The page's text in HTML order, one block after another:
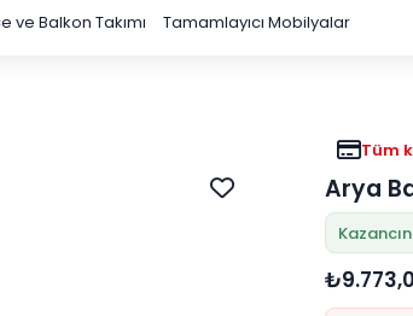
ve Balkon Takımı Tamamlayıcı Mobilyalar
Tüm
Arya